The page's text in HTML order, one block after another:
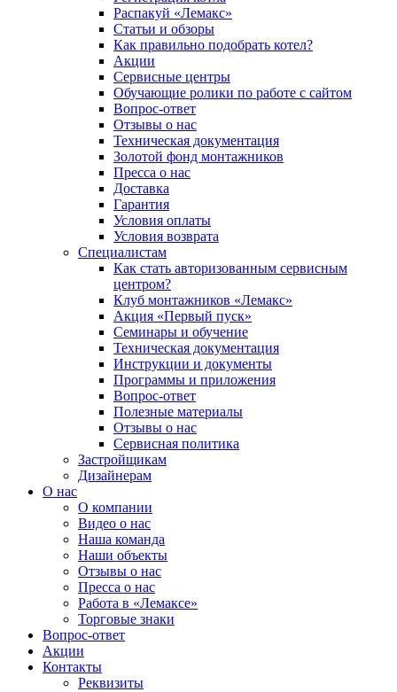
Распакуй «Лемакс»
Статьи и обзоры
Как правильно подобрать котел?
Акции
Сервисные центры
Обучающие ролики по работе с сайтом
Вопрос-ответ
Отзывы о нас
Техническая документация
Золотой фонд монтажников
Пресса о нас
Доставка
Гарантия
Условия оплаты
Условия возврата
Специалистам
Как стать авторизованным сервисным
центром?
Клуб монтажников «Лемакс»
Акция «Первый пуск»
Семинары и обучение
Техническая документация
Инструкции и документы
Программы и приложения
Вопрос-ответ
Полезные материалы
Отзывы о нас
Сервисная политика
Застройщикам
Дизайнерам
О нас
О компании
Видео о нас
Наша команда
Наши объекты
Отзывы о нас
Пресса о нас
Работа в «Лемаксе»
Торговые знаки
Вопрос-ответ
Акции
Контакты
Реквизиты